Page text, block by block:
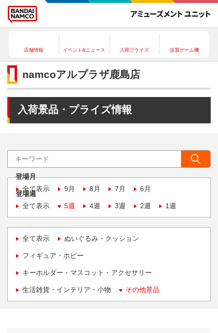
店舗情報 イベント&ニュース 入荷プライズ 設置ゲーム機
namcoアルプラザ鹿島店
入荷景品・プライズ情報
登場月
全て表示
9月 8月 7月 6月
登場週
全て表示
5週 4週 3週 2週 1週
全て表示 ぬいぐるみ・クッション
フィギュア・ホビー
キーホルダー・マスコット・アクセサリー
生活雑貨・インテリア・小物 その他景品